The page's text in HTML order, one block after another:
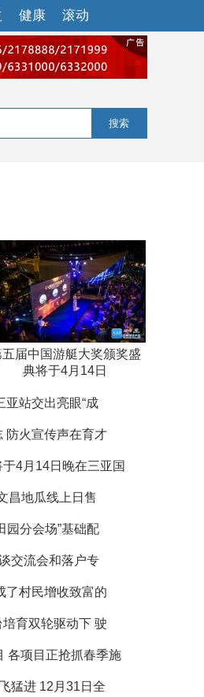
健康 滚动
搜索
五届中国游艇大奖颁奖盛
典将于4月14日
亚站交出亮眼“成
防火宣传声在育才
4月14日晚在三亚国
昌地瓜线上日售
园分会场”基础配
交流会和落户专
了村民增收致富的
育双轮驱动下 驶
各项目正抢抓春季施
猛进 12月31日全